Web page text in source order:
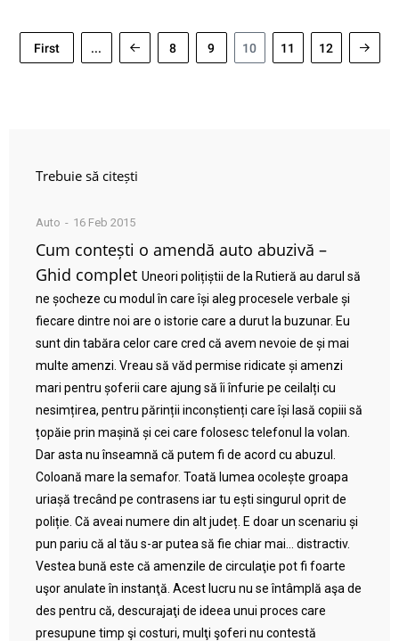
First ... 8 9 10 11 12
Trebuie să citești
Auto 16 Feb 2015
Cum contești o amendă auto abuzivă –
Ghid complet Uneori polițiștii de la Rutieră au darul să
ne șocheze cu modul în care își aleg procesele verbale și
fiecare dintre noi are o istorie care a durut la buzunar. Eu
sunt din tabăra celor care cred că avem nevoie de și mai
multe amenzi. Vreau să văd permise ridicate și amenzi
mari pentru șoferii care ajung să îi înfurie pe ceilalți cu
nesimțirea, pentru părinții inconștienți care își lasă copiii să
țopăie prin mașină și cei care folosesc telefonul la volan.
Dar asta nu înseamnă că putem fi de acord cu abuzul.
Coloană mare la semafor. Toată lumea ocolește groapa
uriașă trecând pe contrasens iar tu ești singurul oprit de
poliție. Că aveai numere din alt județ. E doar un scenariu și
pun pariu că al tău s-ar putea să fie chiar mai… distractiv.
Vestea bună este că amenzile de circulaţie pot fi foarte
uşor anulate în instanţă. Acest lucru nu se întâmplă aşa de
des pentru că, descurajaţi de ideea unui proces care
presupune timp şi costuri, mulţi şoferi nu contestă